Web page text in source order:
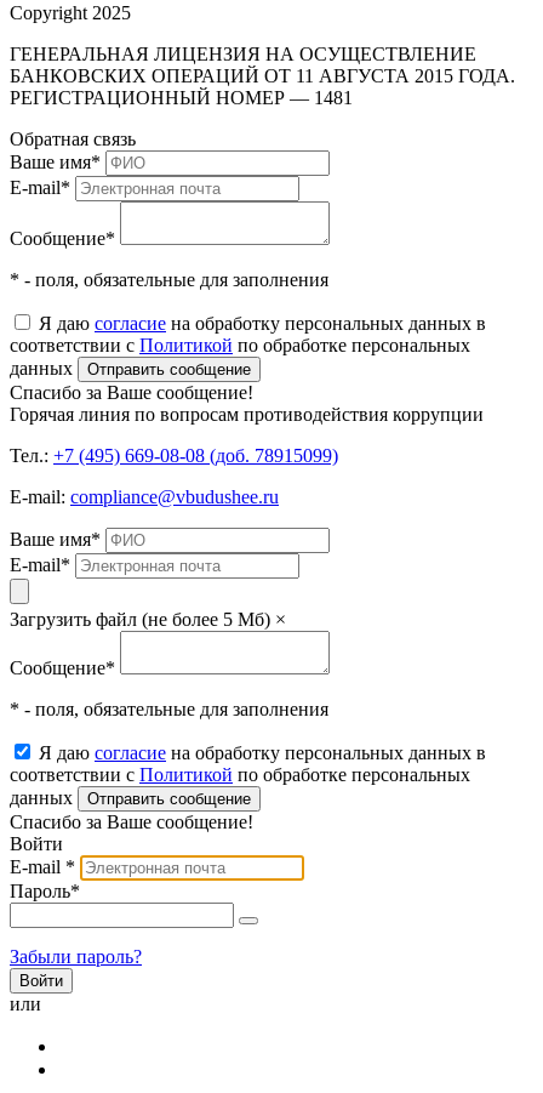
Copyright 2025
ГЕНЕРАЛЬНАЯ ЛИЦЕНЗИЯ НА ОСУЩЕСТВЛЕНИЕ
БАНКОВСКИХ ОПЕРАЦИЙ ОТ 11 АВГУСТА 2015 ГОДА.
РЕГИСТРАЦИОННЫЙ НОМЕР — 1481
Обратная связь
Ваше имя*
E-mail*
Сообщение*
* - поля, обязательные для заполнения
Я даю согласие на обработку персональных данных в
соответствии с Политикой по обработке персональных
данных
Отправить сообщение
Спасибо за Ваше сообщение!
Горячая линия по вопросам противодействия коррупции
Тел.: +7 (495) 669-08-08 (доб. 78915099)
E-mail: compliance@vbudushee.ru
Ваше имя*
E-mail*
Загрузить файл (не более 5 Мб) ×
Сообщение*
* - поля, обязательные для заполнения
Я даю согласие на обработку персональных данных в
соответствии с Политикой по обработке персональных
данных
Отправить сообщение
Спасибо за Ваше сообщение!
Войти
E-mail *
Пароль*
Забыли пароль?
или